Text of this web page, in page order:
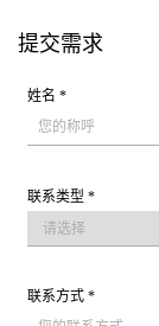
提交需求
姓名 *
联系类型 *
联系方式 *